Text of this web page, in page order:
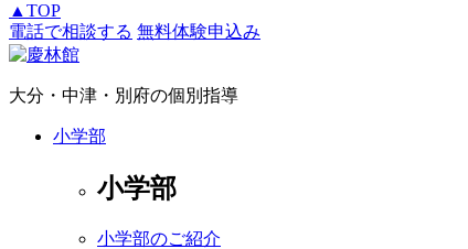
▲ TOP
電話で相談する 無料体験申込み
大分・中津・別府の個別指導
小学部
小学部
小学部のご紹介